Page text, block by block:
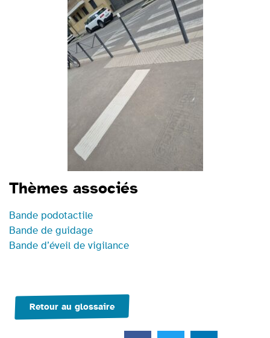
Thèmes associés
Bande podotactile
Bande de guidage
Bande d’éveil de vigilance
Retour au glossaire